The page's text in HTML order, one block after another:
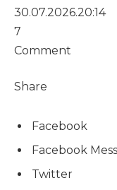
30.07.2026.20:14
7
Comment
Share
Facebook
Facebook
Twitter